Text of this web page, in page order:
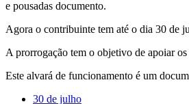
e pousadas documento.
Agora o contribuinte tem até o dia 30 de
A prorrogação tem o objetivo de apoiar
Este alvará de funcionamento é um
30 de julho